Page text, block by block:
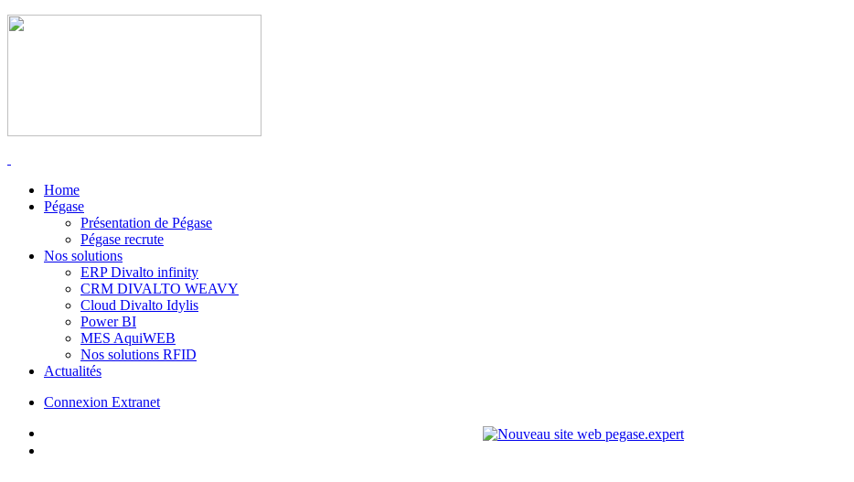
Home
Pégase
Présentation de Pégase
Pégase recrute
Nos solutions
ERP Divalto infinity
CRM DIVALTO WEAVY
Cloud Divalto Idylis
Power BI
MES AquiWEB
Nos solutions RFID
Actualités
Connexion Extranet